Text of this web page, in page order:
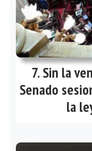
Sin la
Senado
la